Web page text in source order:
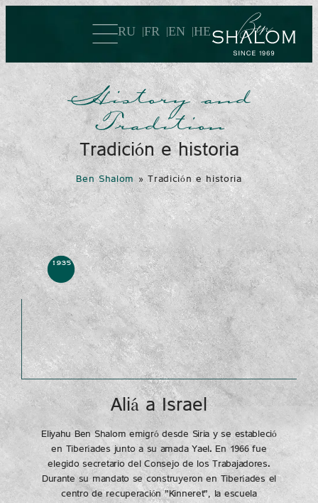
RU FR EN HE
Ben Shalom»Tradición e historia
History and
Tradition
Tradición e historia
1935
Aliá a Israel
Eliyahu Ben Shalom emigró desde Siria y se estableció
en Tiberíades junto a su amada Yael. En 1966 fue
elegido secretario del Consejo de los Trabajadores.
Durante su mandato se construyeron en Tiberíades el
centro de recuperación "Kinneret", la escuela